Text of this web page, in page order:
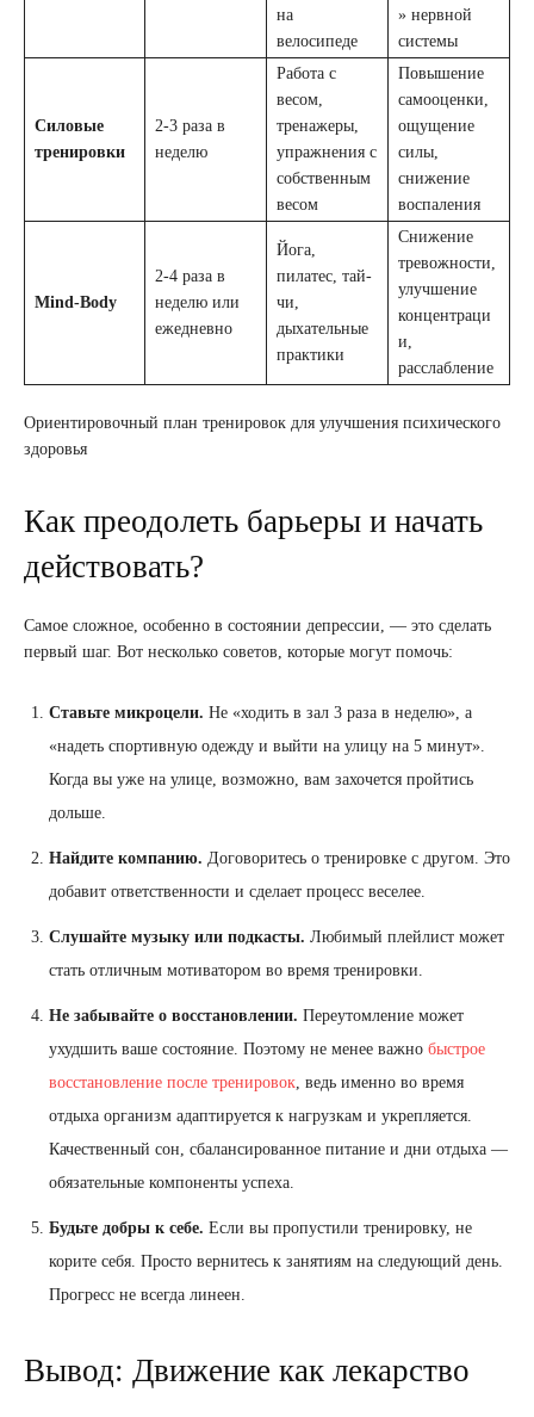
на
велосипеде
» нервной
системы
Силовые
тренировки
2-3 раза в
неделю
Работа с
весом,
тренажеры,
упражнения с
собственным
весом
Повышение
самооценки,
ощущение
силы,
снижение
воспаления
Mind-Body
2-4 раза в
неделю или
ежедневно
Йога,
пилатес, тай-
чи,
дыхательные
практики
Снижение
тревожности,
улучшение
концентраци
и,
расслабление
Ориентировочный план тренировок для улучшения психического
здоровья
Как преодолеть барьеры и начать
действовать?
Самое сложное, особенно в состоянии депрессии, — это сделать
первый шаг. Вот несколько советов, которые могут помочь:
Ставьте микроцели. Не «ходить в зал 3 раза в неделю», а
«надеть спортивную одежду и выйти на улицу на 5 минут».
Когда вы уже на улице, возможно, вам захочется пройтись
дольше.
Найдите компанию. Договоритесь о тренировке с другом. Это
добавит ответственности и сделает процесс веселее.
Слушайте музыку или подкасты. Любимый плейлист может
стать отличным мотиватором во время тренировки.
Не забывайте о восстановлении. Переутомление может
ухудшить ваше состояние. Поэтому не менее важно быстрое
восстановление после тренировок , ведь именно во время
отдыха организм адаптируется к нагрузкам и укрепляется.
Качественный сон, сбалансированное питание и дни отдыха —
обязательные компоненты успеха.
Будьте добры к себе. Если вы пропустили тренировку, не
корите себя. Просто вернитесь к занятиям на следующий день.
Прогресс не всегда линеен.
Вывод: Движение как лекарство